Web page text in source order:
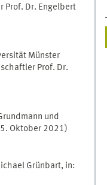
Prof. Dr. Engelbert
Münster
Prof. Dr.
und
Oktober 2021)
Grünbart, in: